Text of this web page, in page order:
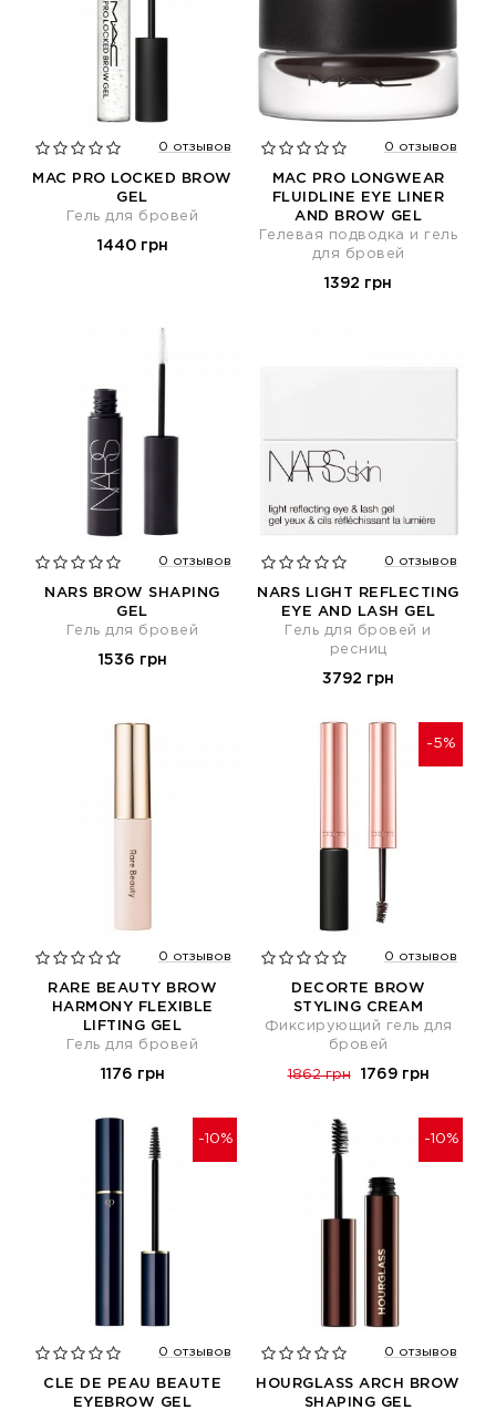
0 отзывов
MAC PRO LOCKED BROW
GEL
Гель для бровей
1440 грн
0 отзывов
MAC PRO LONGWEAR
FLUIDLINE EYE LINER
AND BROW GEL
Гелевая подводка и гель
для бровей
1392 грн
0 отзывов
NARS BROW SHAPING
GEL
Гель для бровей
1536 грн
0 отзывов
NARS LIGHT REFLECTING
EYE AND LASH GEL
Гель для бровей и
ресниц
3792 грн
0 отзывов
RARE BEAUTY BROW
HARMONY FLEXIBLE
LIFTING GEL
Гель для бровей
1176 грн
-5%
0 отзывов
DECORTE BROW
STYLING CREAM
Фиксирующий гель для
бровей
1862 грн 1769 грн
-10%
0 отзывов
CLE DE PEAU BEAUTE
EYEBROW GEL
-10%
0 отзывов
HOURGLASS ARCH BROW
SHAPING GEL